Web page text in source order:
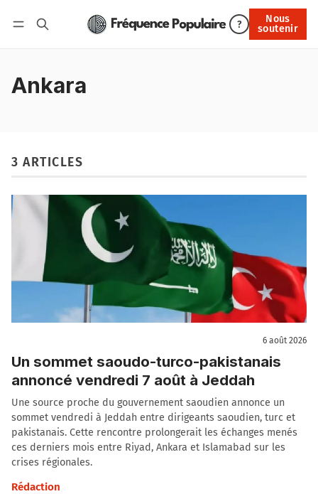
?
Nous
soutenir
Nous soutenir
Ankara
3 ARTICLES
6 août 2026
Un sommet saoudo-turco-pakistanais
annoncé vendredi 7 août à Jeddah
Une source proche du gouvernement saoudien annonce un
sommet vendredi à Jeddah entre dirigeants saoudien, turc et
pakistanais. Cette rencontre prolongerait les échanges menés
ces derniers mois entre Riyad, Ankara et Islamabad sur les
crises régionales.
Rédaction